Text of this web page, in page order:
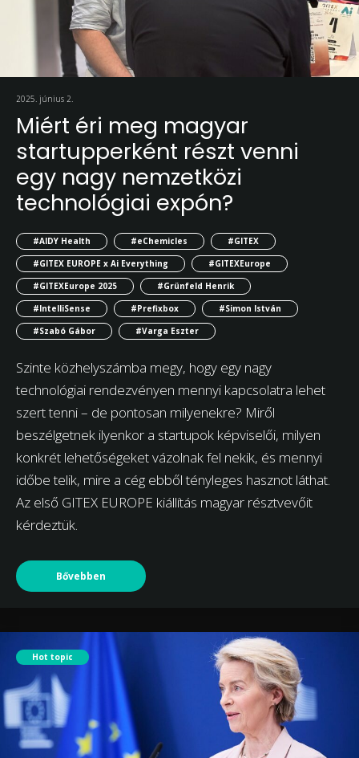
2025. június 2.
Miért éri meg magyar
startupperként részt venni
egy nagy nemzetközi
technológiai expón?
#AIDY Health #eChemicles
#GITEX
#GITEX EUROPE x Ai Everything
#GITEXEurope
#GITEXEurope 2025
#Grünfeld Henrik
#IntelliSense
#Prefixbox
#Simon István
#Szabó Gábor
#Varga Eszter
Szinte közhelyszámba megy, hogy egy nagy
technológiai rendezvényen mennyi kapcsolatra lehet
szert tenni – de pontosan milyenekre? Miről
beszélgetnek ilyenkor a startupok képviselői, milyen
konkrét lehetőségeket vázolnak fel nekik, és mennyi
időbe telik, mire a cég ebből tényleges hasznot láthat.
Az első GITEX EUROPE kiállítás magyar résztvevőit
kérdeztük.
Bővebben
Hot topic